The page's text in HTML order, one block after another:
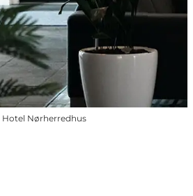
Hotel Nørherredhus